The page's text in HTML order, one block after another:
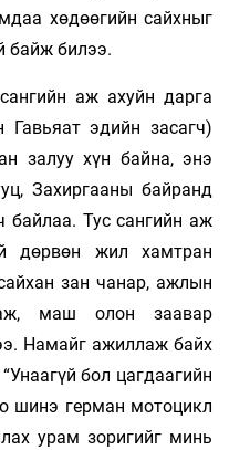
хөдөөгийн сайхныг
байж билээ.
аж ахуйн дарга
эдийн засагч)
залуу хүн байна, энэ
Захиргааны байранд
байлаа. Тус сангийн аж
дөрвөн жил хамтран
зан чанар, ажлын
маш олон заавар
Намайг ажиллаж байх
бол цагдаагийн
шинэ герман мотоцикл
урам зоригийг минь